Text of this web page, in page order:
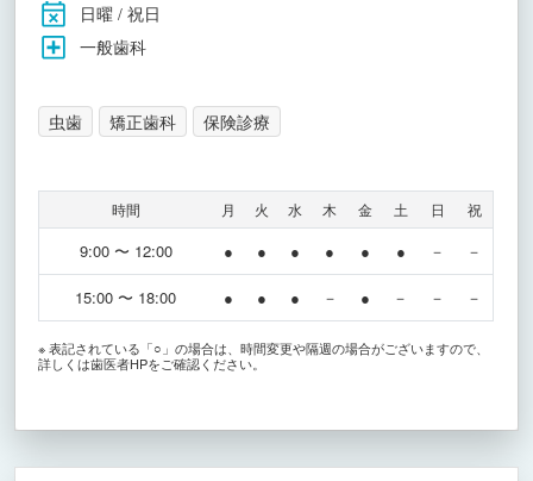
日曜 / 祝日
一般歯科
虫歯 矯正歯科 保険診療
時間 月 火 水 木 金 土 日 祝
9:00 〜 12:00 ● ● ● ● ● ● － －
15:00 〜 18:00 ● ● ● － ● － － －
※ 表記されている「○」の場合は、時間変更や隔週の場合がございますので、
詳しくは歯医者HPをご確認ください。